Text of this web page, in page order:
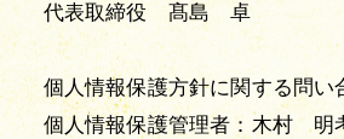
代表取締役 髙島 卓
個人情報保護方針に関する問い
個人情報保護管理者：木村 明